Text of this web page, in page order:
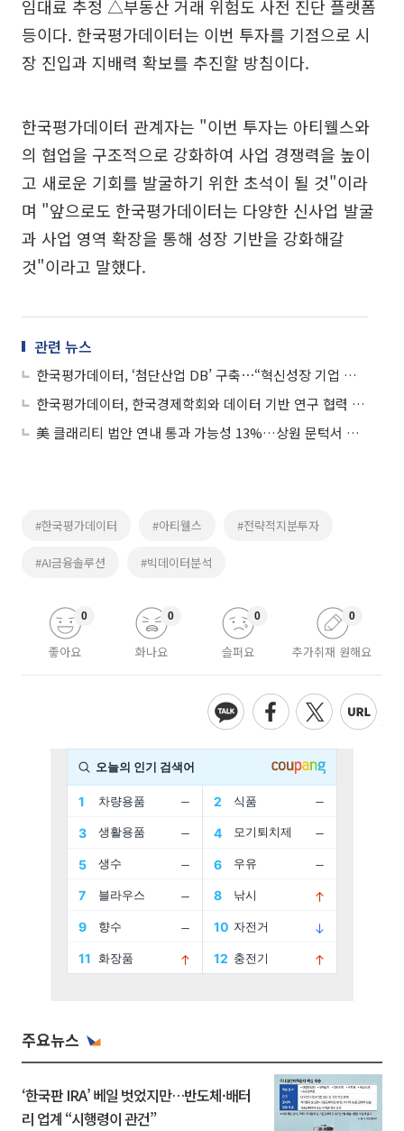
임대료 추정 △부동산 거래 위험도 사전 진단 플랫폼
등이다. 한국평가데이터는 이번 투자를 기점으로 시
장 진입과 지배력 확보를 추진할 방침이다.
한국평가데이터 관계자는 "이번 투자는 아티웰스와
의 협업을 구조적으로 강화하여 사업 경쟁력을 높이
고 새로운 기회를 발굴하기 위한 초석이 될 것"이라
며 "앞으로도 한국평가데이터는 다양한 신사업 발굴
과 사업 영역 확장을 통해 성장 기반을 강화해갈
것"이라고 말했다.
관련 뉴스
한국평가데이터, ‘첨단산업 DB’ 구축⋯“혁신성장 기업 한눈에 발굴”
한국평가데이터, 한국경제학회와 데이터 기반 연구 협력 추진
美 클래리티 법안 연내 통과 가능성 13%…상원 문턱서 제동
#한국평가데이터 #아티웰스 #전략적지분투자
#AI금융솔루션 #빅데이터분석
좋아요
0
화나요
0
슬퍼요
0
추가취재 원해요
0
주요뉴스
‘한국판 IRA’ 베일 벗었지만…반도체·배터
리 업계 “시행령이 관건”